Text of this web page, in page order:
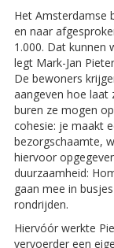
Het Amsterdamse
en naar
1.000. Dat kunnen
legt Mark-Jan
De bewoners
aangeven hoe laat
buren ze mogen
cohesie: je maakt
bezorgschaamte,
hiervoor
duurzaamheid:
gaan mee in
rondrijden.
Hiervóór werkte
vervoerder een